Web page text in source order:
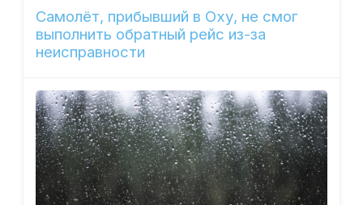
Самолёт, прибывший в Оху, не смог
выполнить обратный рейс из-за
неисправности